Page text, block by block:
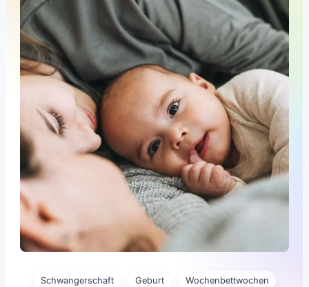
Schwangerschaft Geburt Wochenbettwochen